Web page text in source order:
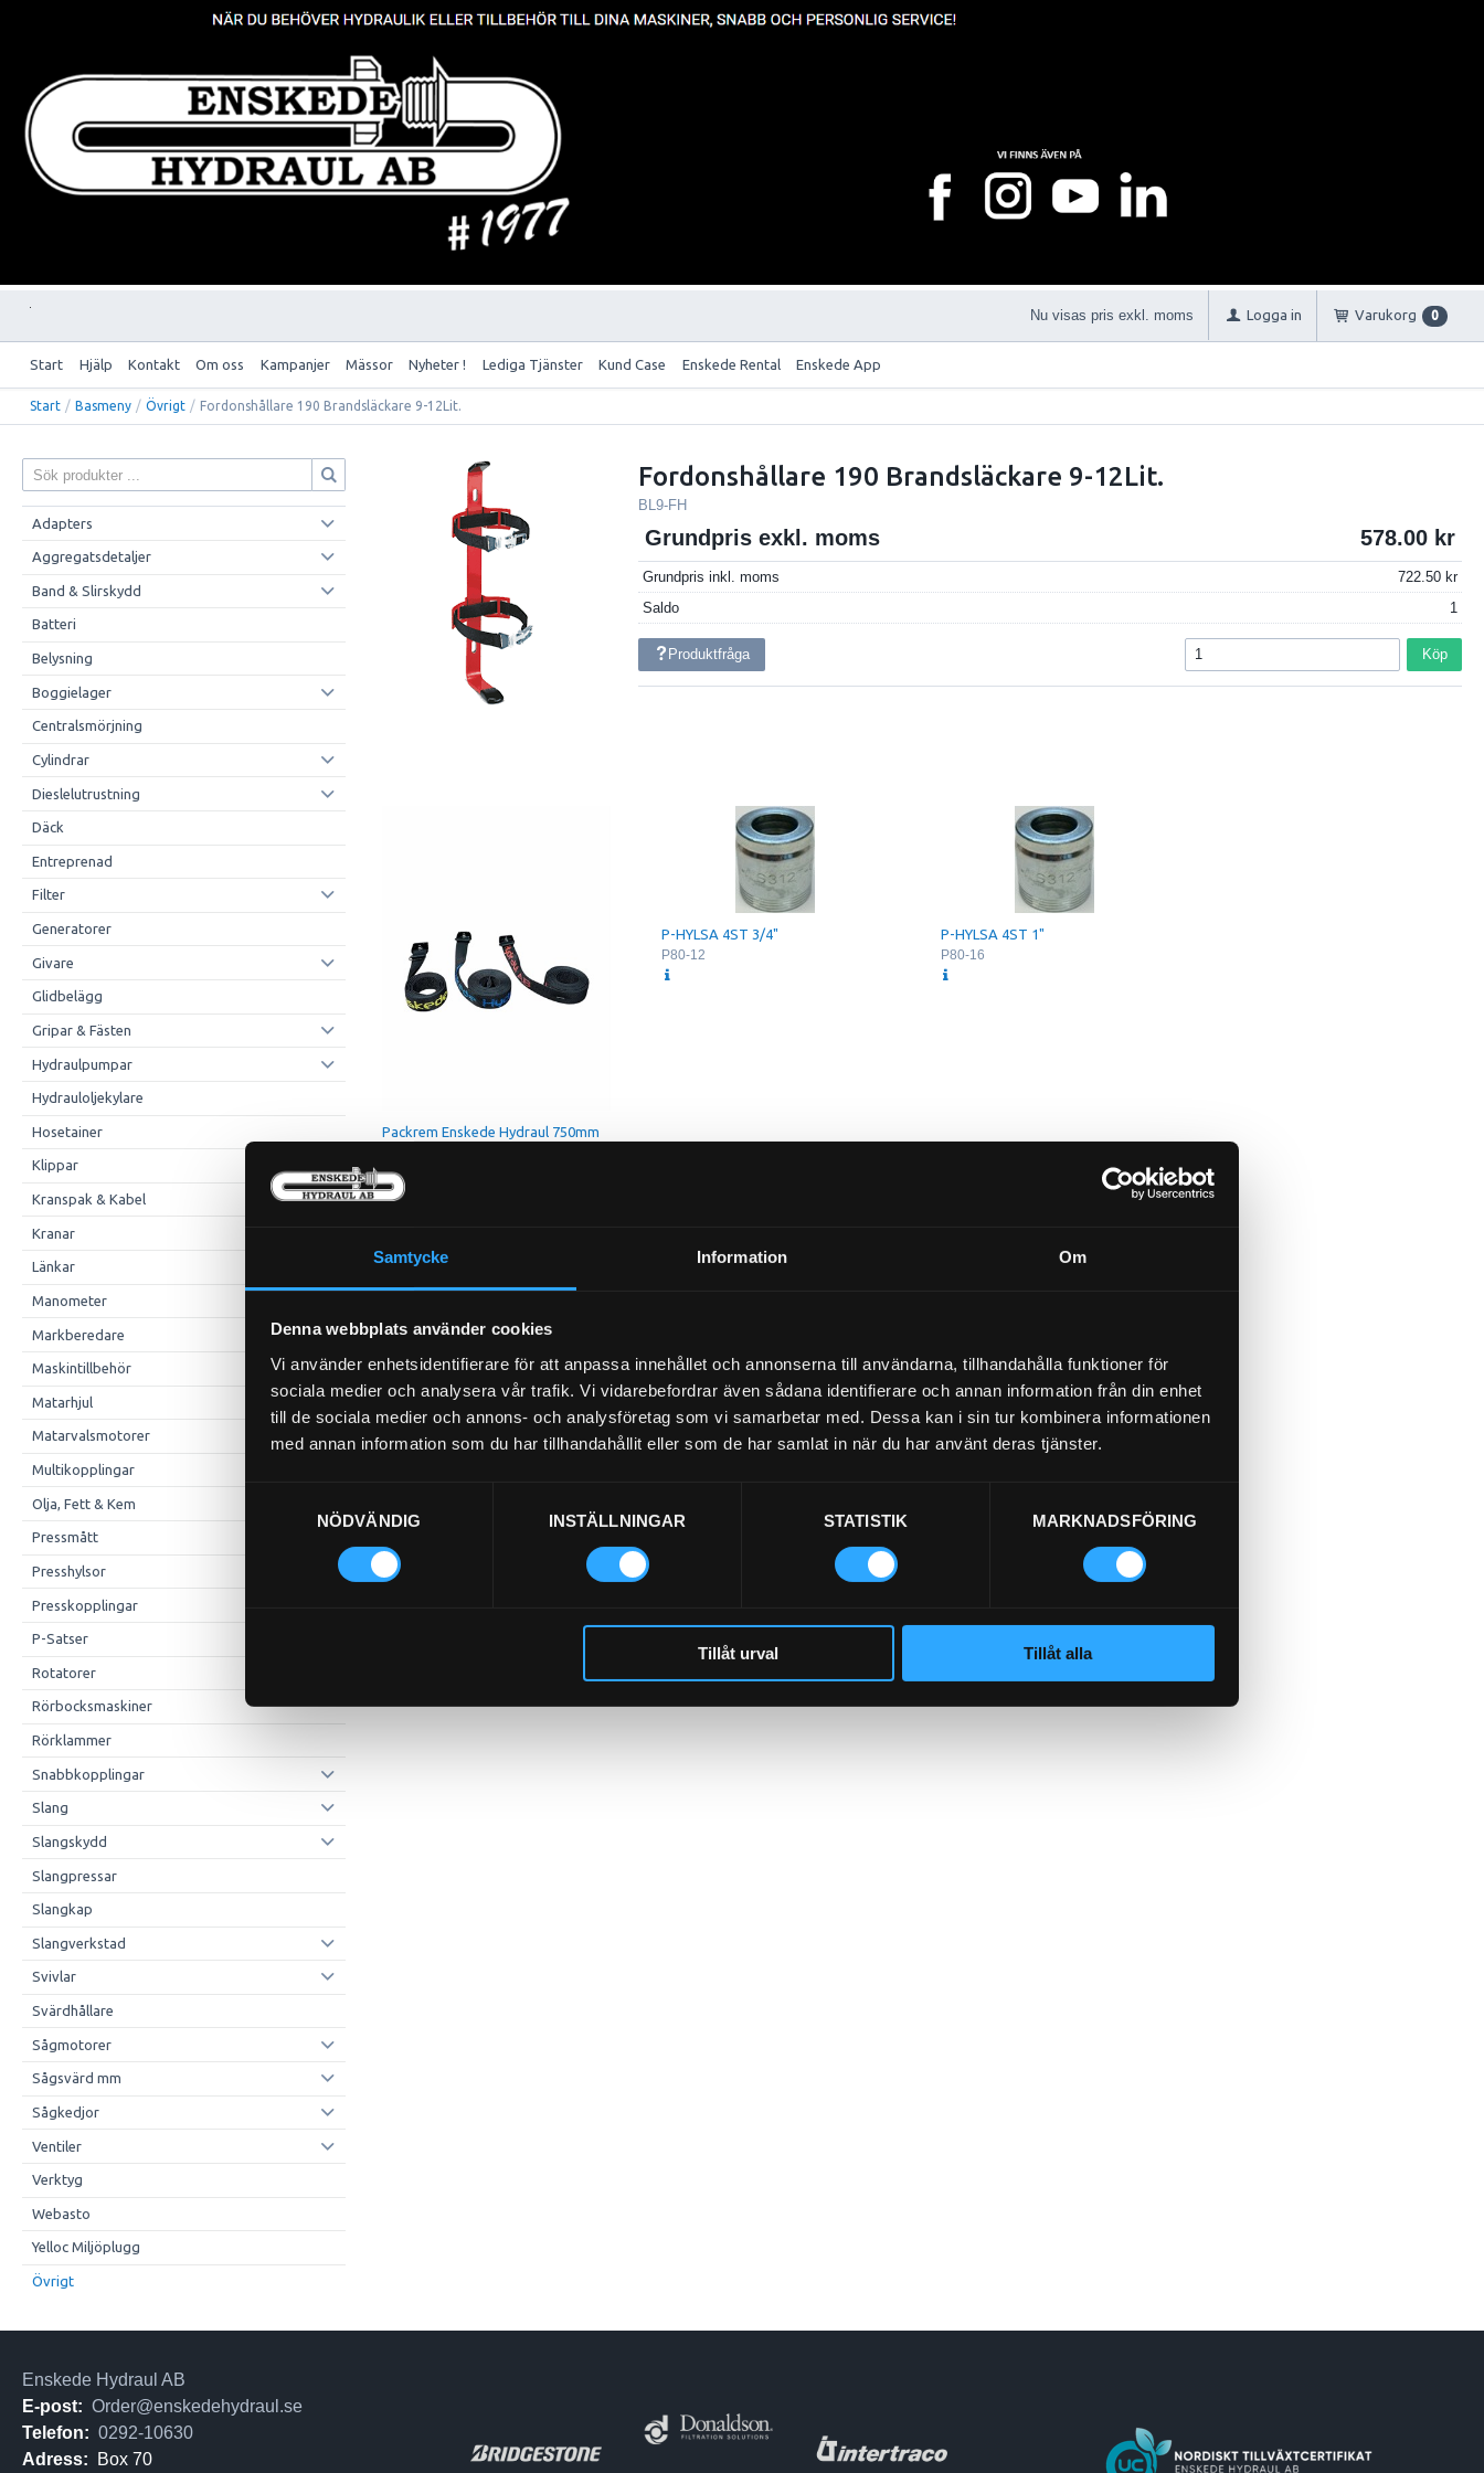
Samtycke Information Om
Denna webbplats använder cookies
Vi använder enhetsidentifierare för att anpassa innehållet och annonserna till användarna, tillhandahålla funktioner för
sociala medier och analysera vår trafik. Vi vidarebefordrar även sådana identifierare och annan information från din enhet
till de sociala medier och annons- och analysföretag som vi samarbetar med. Dessa kan i sin tur kombinera informationen
med annan information som du har tillhandahållit eller som de har samlat in när du har använt deras tjänster.
NÖDVÄNDIG
INSTÄLLNINGAR STATISTIK MARKNADSFÖRING
Tillåt urval Tillåt alla
Nu visas pris exkl. moms Logga in Varukorg 0
Start Hjälp Kontakt Om oss Kampanjer Mässor Nyheter ! Lediga Tjänster Kund Case Enskede Rental Enskede App
Start / Basmeny / Övrigt / Fordonshållare 190 Brandsläckare 9-12Lit.
Adapters
Aggregatsdetaljer
Band & Slirskydd
Batteri
Belysning
Boggielager
Centralsmörjning
Cylindrar
Dieslelutrustning
Däck
Entreprenad
Filter
Generatorer
Givare
Glidbelägg
Gripar & Fästen
Hydraulpumpar
Hydrauloljekylare
Hosetainer
Klippar
Kranspak & Kabel
Kranar
Länkar
Manometer
Markberedare
Maskintillbehör
Matarhjul
Matarvalsmotorer
Multikopplingar
Olja, Fett & Kem
Pressmått
Presshylsor
Presskopplingar
P-Satser
Rotatorer
Rörbocksmaskiner
Rörklammer
Snabbkopplingar
Slang
Slangskydd
Slangpressar
Slangkap
Slangverkstad
Svivlar
Svärdhållare
Sågmotorer
Sågsvärd mm
Sågkedjor
Ventiler
Verktyg
Webasto
Yelloc Miljöplugg
Övrigt
Fordonshållare 190 Brandsläckare 9-12Lit.
BL9-FH
Grundpris exkl. moms 578.00
Grundpris inkl. moms
722.50
Saldo
1
Produktfråga Köp
Packrem Enskede Hydraul 750mm
Pris exkl.
P-HYLSA 4ST 3/4"
P80-12
P-HYLSA 4ST 1"
P80-16
157.00
Enskede Hydraul AB
E-post: Order@enskedehydraul.se
Telefon: 0292-10630
Adress:
Box 70